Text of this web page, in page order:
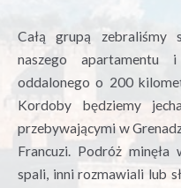
Całą grupą
naszego
oddalonego o 200
Kordoby będziemy
przebywającymi w
Francuzi. Podróż
spali, inni rozmawiali lub